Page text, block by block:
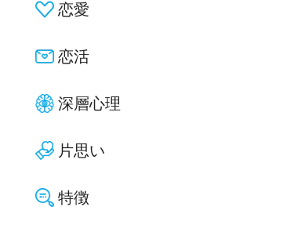
恋愛
恋活
深層心理
片思い
特徴